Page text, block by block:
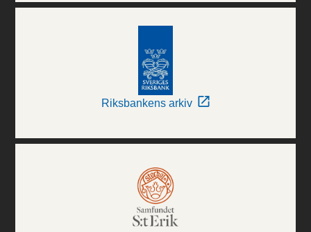
Riksbankens arkiv